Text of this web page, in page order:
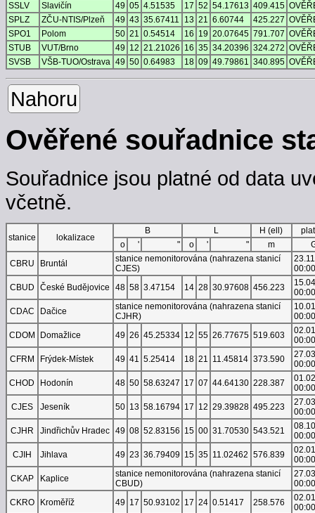
SSLV
Slavičín 49 05 4.51535 17 52 54.17613 409.415
SPLZ
ZČU-NTIS/Plzeň 49 43 35.67411 13 21 6.60744 425.227
SPO1
Polom 50 21 0.54514 16 19 20.07645 791.707
STUB
VUT/Brno 49 12 21.21026 16 35 34.20396 324.272
SVSB
VŠB-TUO/Ostrava 49 50 0.64983 18 09 49.79861 340.895
Nahoru
Ověřené souřadnice
Souřadnice jsou platné od data
včetně.
stanice lokalizace
B L H (ell)
o
' " o ' " m
CBRU
Bruntál
stanice nemonitorována (nahrazena stanicí
CJES)
00:00
CBUD
České Budějovice 48 58 3.47154 14 28 30.97608 456.223
00:00
CDAC
Dačice
stanice nemonitorována (nahrazena stanicí
CJHR)
00:00
CDOM
Domažlice 49 26 45.25334 12 55 26.77675 519.603
00:00
CFRM
Frýdek-Místek 49 41 5.25414 18 21 11.45814 373.590
00:00
CHOD
Hodonín 48 50 58.63247 17 07 44.64130 228.387
00:00
CJES
Jeseník 50 13 58.16794 17 12 29.39828 495.223
00:00
CJHR
Jindřichův Hradec 49 08 52.83156 15 00 31.70530 543.521
00:00
CJIH
Jihlava 49 23 36.79409 15 35 11.02462 576.839
00:00
CKAP
Kaplice
stanice nemonitorována (nahrazena stanicí
CBUD)
00:00
CKRO
Kroměříž 49 17 50.93102 17 24 0.51417 258.576
00:00